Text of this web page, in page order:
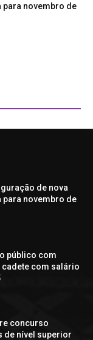
novembro de
de nova
novembro de
público com
cadete com salário
concurso
de nível superior